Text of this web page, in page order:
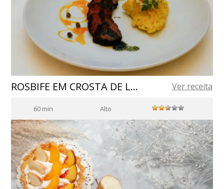
ROSBIFE EM CROSTA DE LAPSANG SOUCHONG Ver receita
60 min Alto